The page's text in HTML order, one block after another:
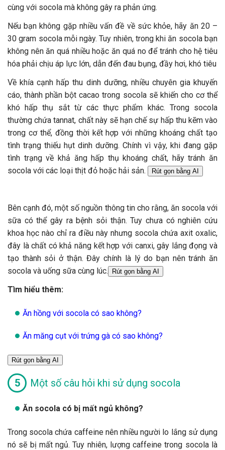
cùng với socola mà không gây ra phản ứng.
Nếu bạn không gặp nhiều vấn đề về sức khỏe, hãy ăn 20 –
30 gram socola mỗi ngày. Tuy nhiên, trong khi ăn socola bạn
không nên ăn quá nhiều hoặc ăn quá no để tránh cho hệ tiêu
hóa phải chịu áp lực lớn, dẫn đến đau bụng, đầy hơi, khó tiêu
Về khía cạnh hấp thu dinh dưỡng, nhiều chuyên gia khuyến
cáo, thành phần bột cacao trong socola sẽ khiến cho cơ thể
khó hấp thụ sắt từ các thực phẩm khác. Trong socola
thường chứa tannat, chất này sẽ hạn chế sự hấp thu kẽm vào
trong cơ thể, đồng thời kết hợp với những khoáng chất tạo
tình trạng thiếu hụt dinh dưỡng. Chính vì vậy, khi đang gặp
tình trạng về khả ăng hấp thụ khoáng chất, hãy tránh ăn
socola với các loại thịt đỏ hoặc hải sản.
Rút gọn bằng AI
Bên cạnh đó, một số nguồn thông tin cho rằng, ăn socola với
sữa có thể gây ra bệnh sỏi thận. Tuy chưa có nghiên cứu
khoa học nào chỉ ra điều này nhưng socola chứa axit oxalic,
đây là chất có khả năng kết hợp với canxi, gây lắng đọng và
tạo thành sỏi ở thận. Đây chính là lý do bạn nên tránh ăn
socola và uống sữa cùng lúc.
Rút gọn bằng AI
Tìm hiểu thêm:
Ăn hồng với socola có sao không?
Ăn măng cụt với trứng gà có sao không?
Rút gọn bằng AI
Một số câu hỏi khi sử dụng socola
Ăn socola có bị mất ngủ không?
Trong socola chứa caffeine nên nhiều người lo lắng sử dụng
nó sẽ bị mất ngủ. Tuy nhiên, lượng caffeine trong socola là